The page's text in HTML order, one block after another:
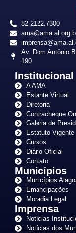
82 2122.7300
Av. Dom Antônio
190
Institucional
A AMA
Estante Virtual
Diretoria
Contracheque
Galeria de
Estatuto Vigente
Cursos
Diário Oficial
Contato
Municípios
Municípios
Emancipações
Moradia Legal
Imprensa
Notícias
Notícias dos